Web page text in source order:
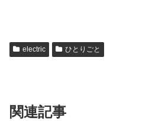
electric ひとりごと
関連記事